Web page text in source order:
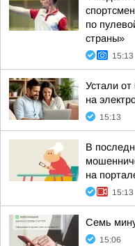
по
страны»
15:13
Устали
на
15:13
В
на
15:13
Семь
15:06